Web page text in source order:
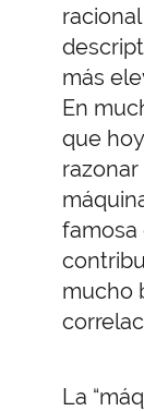
más
En
que
famosa
mucho
La